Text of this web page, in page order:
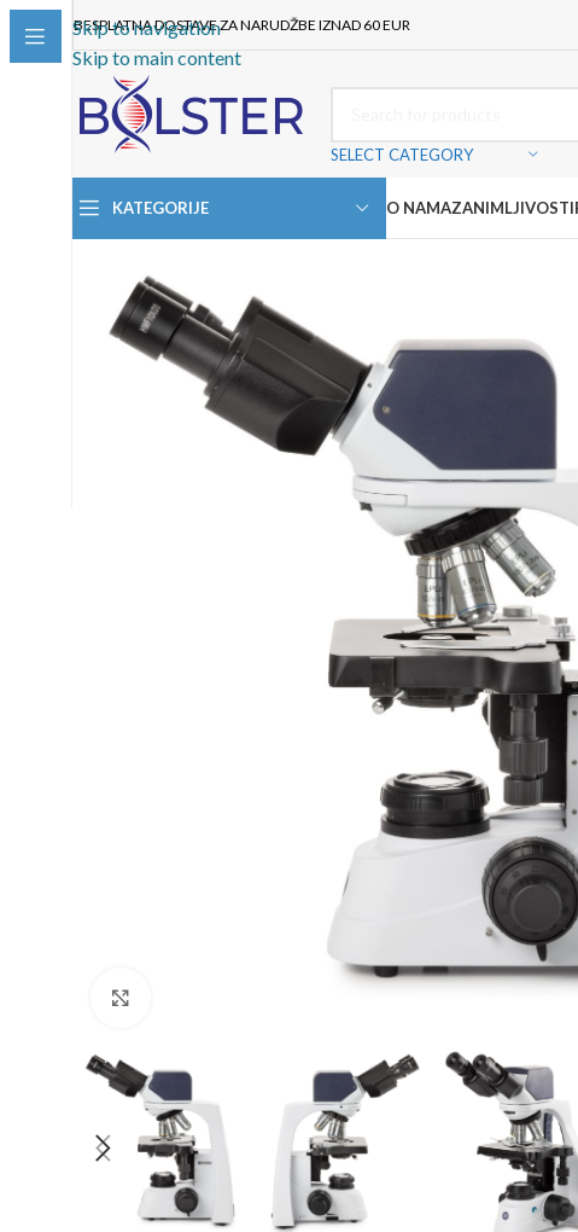
Skip to navigation
Skip to main content
BESPLATNA DOSTAVE ZA NARUDŽBE IZNAD 60 EUR
SELECT CATEGORY
KATEGORIJE O NAMAZANIMLJIVOSTI